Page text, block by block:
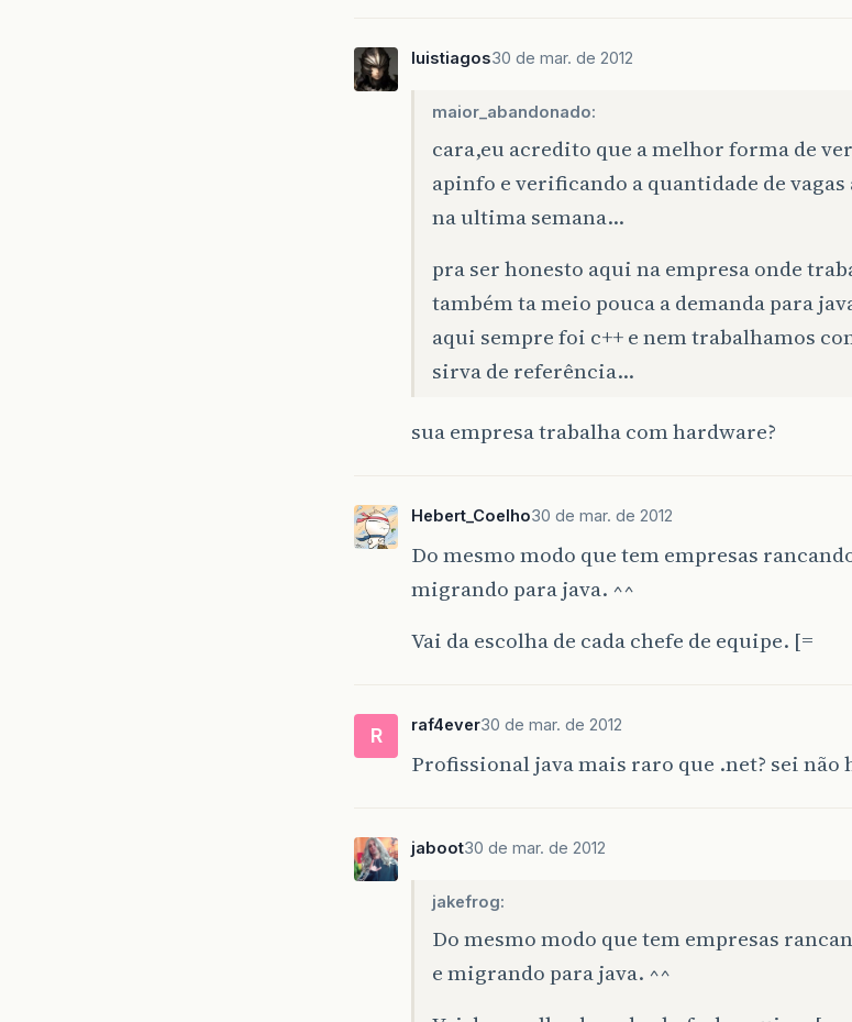
luistiagos30 de mar. de 2012
maior_abandonado:
cara,eu acredito que a melhor forma de
apinfo e verificando a quantidade de
na ultima semana…
pra ser honesto aqui na empresa onde
também ta meio pouca a demanda para
aqui sempre foi c++ e nem trabalhamos
sirva de referência…
sua empresa trabalha com hardware?
Hebert_Coelho30 de mar. de 2012
Do mesmo modo que tem empresas
migrando para java. ^^
Vai da escolha de cada chefe de equipe. [=
R raf4ever30 de mar. de 2012
Profissional java mais raro que .net? sei não
jaboot30 de mar. de 2012
jakefrog:
Do mesmo modo que tem empresas
e migrando para java. ^^